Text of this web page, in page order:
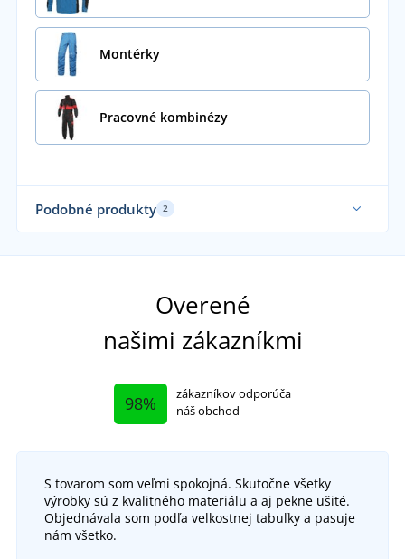
Montérky
Pracovné kombinézy
Podobné produkty 2
Overené
našimi zákazníkmi
98%
zákazníkov odporúča
náš obchod
S tovarom som veľmi spokojná. Skutočne všetky
výrobky sú z kvalitného materiálu a aj pekne ušité.
Objednávala som podľa velkostnej tabuľky a pasuje
nám všetko.